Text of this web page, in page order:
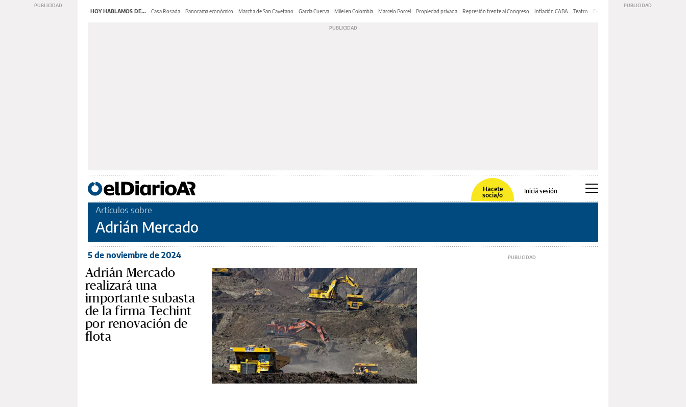
HOY HABLAMOS DE... Casa Rosada Panorama económico Marcha de San Cayetano García Cuerva Milei en Colombia Marcelo Porcel Propiedad privada Represión frente al Congreso Inflación CABA Teatro Feria de Editores
Hacete
socia/o
Iniciá sesión
Artículos sobre
Adrián Mercado
5 de noviembre de 2024
Adrián Mercado
realizará una
importante subasta
de la firma Techint
por renovación de
flota